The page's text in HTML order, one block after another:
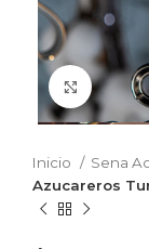
Haga
Inicio
Sena
Azucareros